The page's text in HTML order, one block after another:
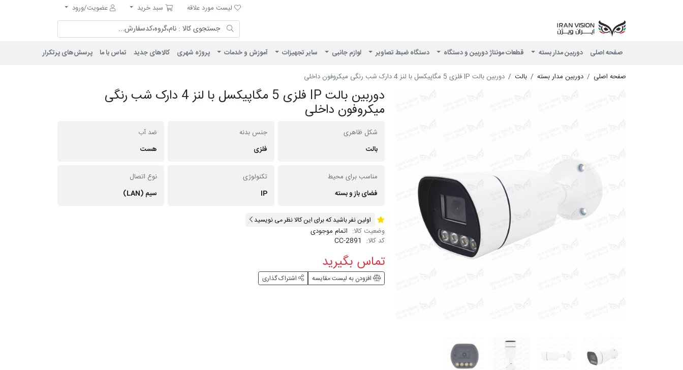
لیست مورد علاقه
لیست مورد علاقه سبد خرید
سبد خرید
عضویت/ورود
صفحه اصلی دوربین مدار بسته قطعات مونتاژ دوربین و دستگاه دستگاه ضبط تصاویر لوازم جانبی سایر تجهیزات آموزش و خدمات پروژه شهری کالاهای جدید تماس با ما پرسش‌های پرتکرار
صفحه اصلی دوربین مدار بسته بالت دوربین بالت IP فلزی 5 مگاپیکسل با لنز 4 دارک شب رنگی میکروفون داخلی
دوربین بالت IP فلزی 5 مگاپیکسل با لنز 4 دارک شب رنگی
میکروفون داخلی
شکل ظاهری
بالت
جنس بدنه
فلزی
ضد آب
هست
مناسب برای محیط
فضای باز و بسته
تکنولوژی
IP
نوع اتصال
سیم (LAN)
اولین نفر باشید که برای این کالا نظر می نویسید
وضعیت کالا: اتمام موجودی
کد کالا: CC-2891
تماس بگیرید
افزودن به لیست مقایسه اشتراک گذاری